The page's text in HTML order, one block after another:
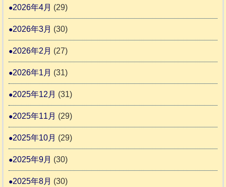
議
援
報
2026年4月 (29)
2026年3月 (30)
2026年2月 (27)
2026年1月 (31)
2025年12月 (31)
2025年11月 (29)
2025年10月 (29)
2025年9月 (30)
2025年8月 (30)